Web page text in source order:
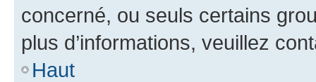
concerné, ou seuls certains
plus d’informations, veuillez
Haut